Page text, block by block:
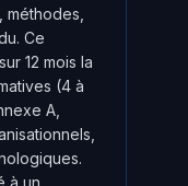
Ce
12 mois la
(4 à
A,
à un